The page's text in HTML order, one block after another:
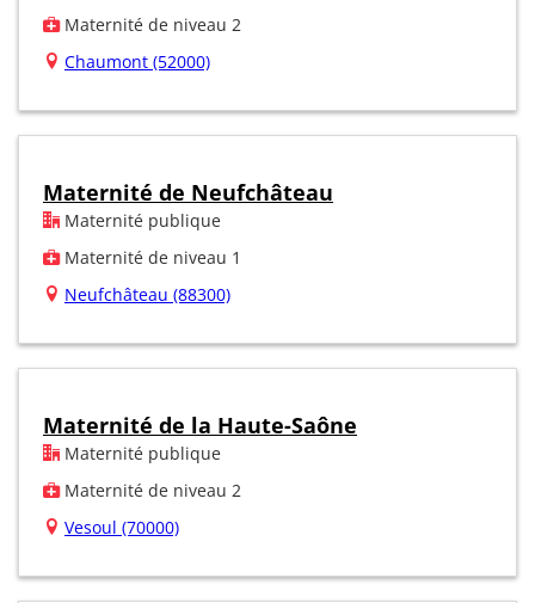
Maternité de niveau 2
Chaumont (52000)
Maternité de Neufchâteau
Maternité publique
Maternité de niveau 1
Neufchâteau (88300)
Maternité de la Haute-Saône
Maternité publique
Maternité de niveau 2
Vesoul (70000)